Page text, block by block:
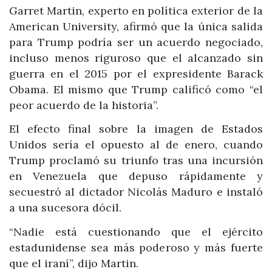
Garret Martin, experto en política exterior de la
American University, afirmó que la única salida
para Trump podría ser un acuerdo negociado,
incluso menos riguroso que el alcanzado sin
guerra en el 2015 por el expresidente Barack
Obama. El mismo que Trump calificó como “el
peor acuerdo de la historia”.
El efecto final sobre la imagen de Estados
Unidos sería el opuesto al de enero, cuando
Trump proclamó su triunfo tras una incursión
en Venezuela que depuso rápidamente y
secuestró al dictador Nicolás Maduro e instaló
a una sucesora dócil.
“Nadie está cuestionando que el ejército
estadunidense sea más poderoso y más fuerte
que el iraní”, dijo Martin.